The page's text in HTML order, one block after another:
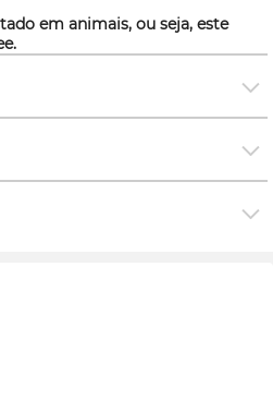
em animais, ou seja, este